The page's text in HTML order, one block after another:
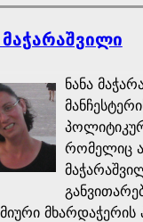
მაჭარაშვილი
ნანა
რომელიც